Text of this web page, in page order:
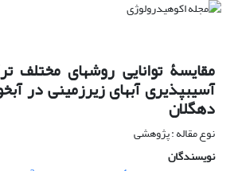
مقایسۀ توانایی روش‏های مختلف
آسیب‏پذیری آب‏های زیرزمینی در
دهگلان
نوع مقاله : پژوهشی
نویسندگان